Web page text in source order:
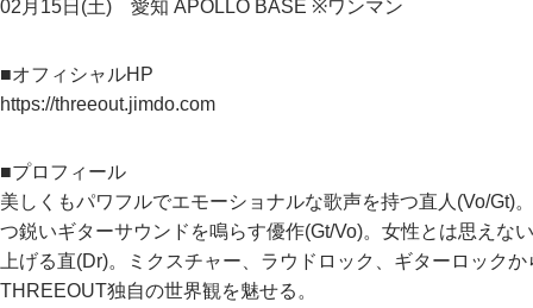
02月15日(土) 愛知 APOLLO BASE ※ワンマン
■オフィシャルHP
https://threeout.jimdo.com
■プロフィール
美しくもパワフルでエモーショナルな歌声を持つ直人(Vo/Gt)
つ鋭いギターサウンドを鳴らす優作(Gt/Vo)。女性とは思えな
上げる直(Dr)。ミクスチャー、ラウドロック、ギターロック
THREEOUT独自の世界観を魅せる。